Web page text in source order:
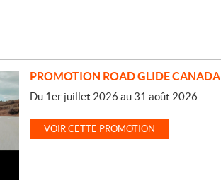
PROMOTION ROAD GLIDE CANADA
Du 1er juillet 2026 au 31 août 2026.
VOIR CETTE PROMOTION